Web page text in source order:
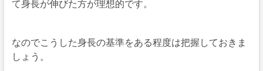
て身長が伸びた方が理想的です。
なのでこうした身長の基準をある程度は把握しておきま
しょう。